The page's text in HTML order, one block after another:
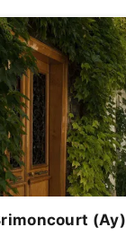
(Ay)